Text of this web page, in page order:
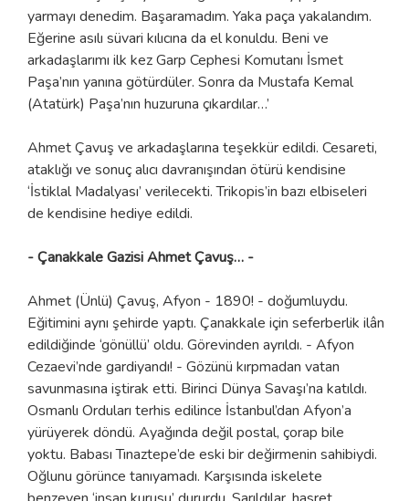
yarmayı denedim. Başaramadım. Yaka paça yakalandım.
Eğerine asılı süvari kılıcına da el konuldu. Beni ve
arkadaşlarımı ilk kez Garp Cephesi Komutanı İsmet
Paşa’nın yanına götürdüler. Sonra da Mustafa Kemal
(Atatürk) Paşa’nın huzuruna çıkardılar…’
Ahmet Çavuş ve arkadaşlarına teşekkür edildi. Cesareti,
ataklığı ve sonuç alıcı davranışından ötürü kendisine
‘İstiklal Madalyası’ verilecekti. Trikopis’in bazı elbiseleri
de kendisine hediye edildi.
- Çanakkale Gazisi Ahmet Çavuş… -
Ahmet (Ünlü) Çavuş, Afyon - 1890! - doğumluydu.
Eğitimini aynı şehirde yaptı. Çanakkale için seferberlik ilân
edildiğinde ‘gönüllü’ oldu. Görevinden ayrıldı. - Afyon
Cezaevi’nde gardiyandı! - Gözünü kırpmadan vatan
savunmasına iştirak etti. Birinci Dünya Savaşı’na katıldı.
Osmanlı Orduları terhis edilince İstanbul’dan Afyon’a
yürüyerek döndü. Ayağında değil postal, çorap bile
yoktu. Babası Tınaztepe’de eski bir değirmenin sahibiydi.
Oğlunu görünce tanıyamadı. Karşısında iskelete